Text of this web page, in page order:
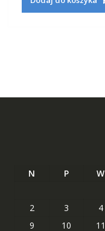
N P W
2
3 4
9
10 11